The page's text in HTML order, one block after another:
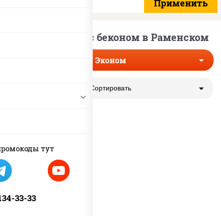
тут
33-33
Эконом роллы с беконом в Раменском
Эконом
Сортировать
рис, нори, майонез, бекон, куриная
грудка с паприкой, помидоры,